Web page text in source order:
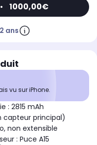
• 1000,00€
2 ans
vu sur iPhone.
: 2815 mAh
capteur principal)
non extensible
: Puce A15